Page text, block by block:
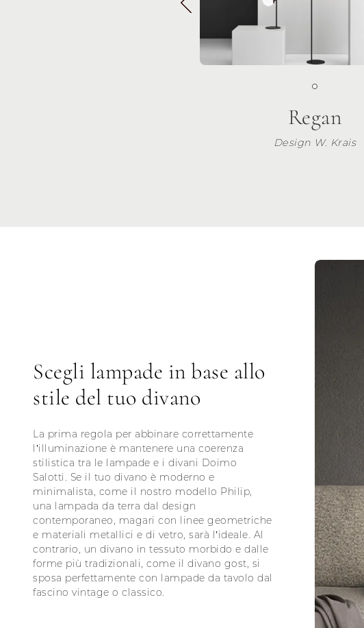
Regan
Design W. Krais
Scegli lampade in base allo
stile del tuo divano
La prima regola per abbinare correttamente
l’illuminazione è mantenere una coerenza
stilistica tra le lampade e i divani Doimo
Salotti. Se il tuo divano è moderno e
minimalista, come il nostro modello Philip,
una lampada da terra dal design
contemporaneo, magari con linee geometriche
e materiali metallici e di vetro, sarà l’ideale. Al
contrario, un divano in tessuto morbido e dalle
forme più tradizionali, come il divano gost, si
sposa perfettamente con lampade da tavolo dal
fascino vintage o classico.